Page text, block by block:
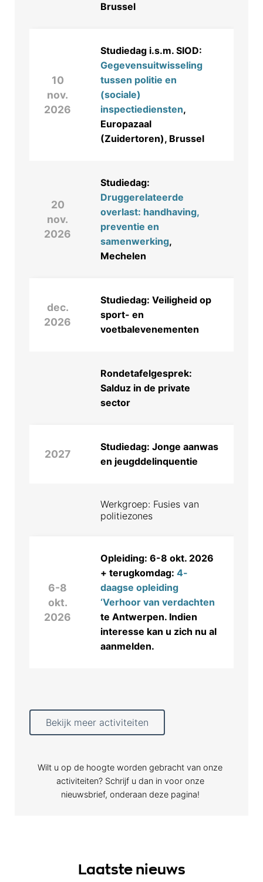
Brussel
10
nov.
2026
Studiedag i.s.m. SIOD:
Gegevensuitwisseling
tussen politie en
(sociale)
inspectiediensten,
Europazaal
(Zuidertoren), Brussel
20
nov.
2026
Studiedag:
Druggerelateerde
overlast: handhaving,
preventie en
samenwerking,
Mechelen
dec.
2026
Studiedag: Veiligheid op
sport- en
voetbalevenementen
Rondetafelgesprek:
Salduz in de private
sector
2027
Studiedag: Jonge aanwas
en jeugddelinquentie
Werkgroep: Fusies van
politiezones
6-8
okt.
2026
Opleiding: 6-8 okt. 2026
+ terugkomdag: 4-
daagse opleiding
‘Verhoor van verdachten
te Antwerpen. Indien
interesse kan u zich nu al
aanmelden.
Bekijk meer activiteiten
Wilt u op de hoogte worden gebracht van onze
activiteiten? Schrijf u dan in voor onze
nieuwsbrief, onderaan deze pagina!
Laatste nieuws